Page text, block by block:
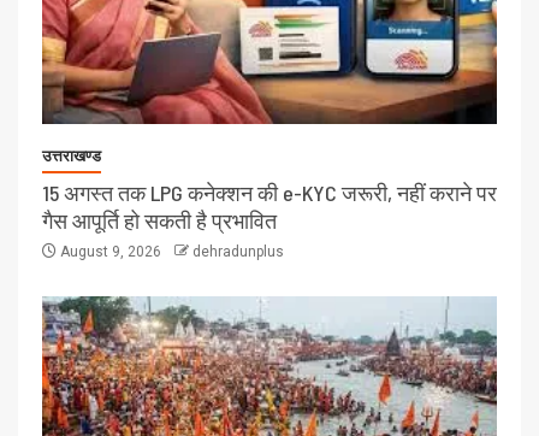
उत्तराखण्ड
15 अगस्त तक LPG कनेक्शन की e-KYC जरूरी, नहीं कराने पर
गैस आपूर्ति हो सकती है प्रभावित
August 9, 2026 dehradunplus